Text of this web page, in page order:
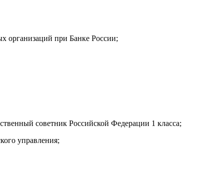
организаций при Банке России;
советник Российской Федерации 1 класса;
управления;